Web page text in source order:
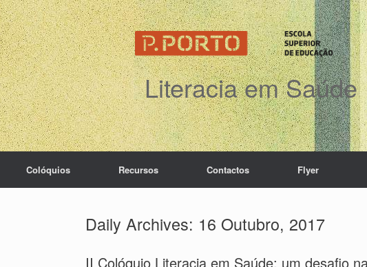
Literacia em Saúde
Colóquios Recursos Contactos Flyer
Daily Archives: 16 Outubro, 2017
II Colóquio Literacia em Saúde: um desafio